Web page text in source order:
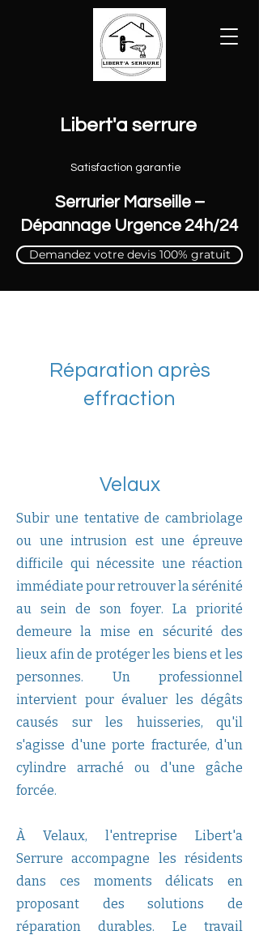
Satisfaction garantie
Libert'a serrure
Serrurier Marseille –
Dépannage Urgence 24h/24
Demandez votre devis 100% gratuit
Réparation après
effraction
Velaux
Subir une tentative de cambriolage
ou une intrusion est une épreuve
difficile qui nécessite une réaction
immédiate pour retrouver la sérénité
au sein de son foyer. La priorité
demeure la mise en sécurité des
lieux afin de protéger les biens et les
personnes. Un professionnel
intervient pour évaluer les dégâts
causés sur les huisseries, qu'il
s'agisse d'une porte fracturée, d'un
cylindre arraché ou d'une gâche
forcée.
À Velaux, l'entreprise Libert'a
Serrure accompagne les résidents
dans ces moments délicats en
proposant des solutions de
réparation durables. Le travail